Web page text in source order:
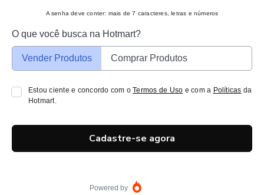
A senha deve conter: mais de 7 caracteres, letras e números
O que você busca na Hotmart?
Vender Produtos Comprar Produtos
Estou ciente e concordo com oTermos de Uso e com a Políticas da
Hotmart.
Cadastre-se agora
Powered by